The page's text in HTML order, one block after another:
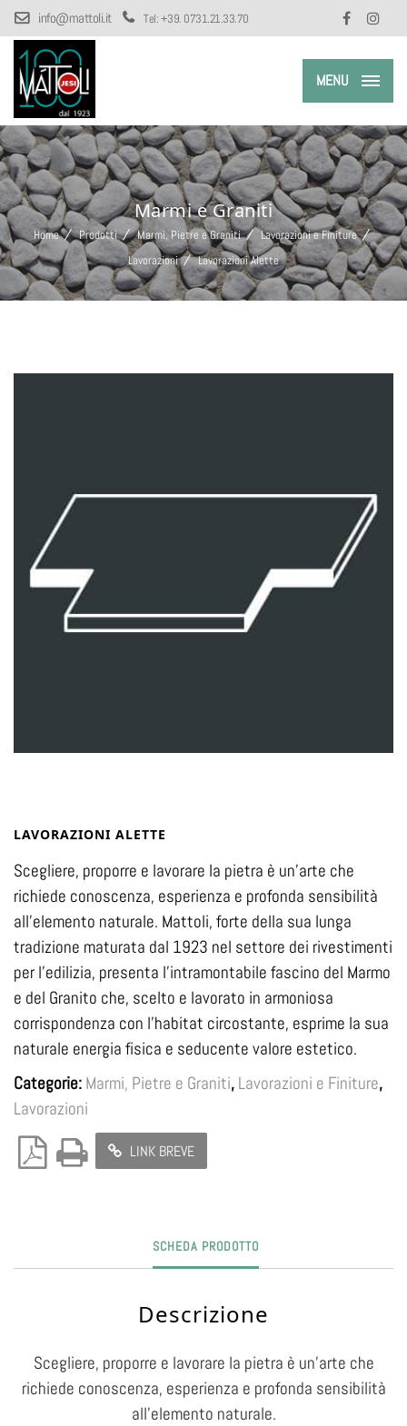
info@mattoli.it Tel:+39. 0731.21.33.70
MENU
Marmi e Graniti
Home Prodotti Marmi, Pietre e Graniti
Lavorazioni e Finiture
Lavorazioni
Lavorazioni Alette
LAVORAZIONI ALETTE
Scegliere, proporre e lavorare la pietra è un’arte che
richiede conoscenza, esperienza e profonda sensibilità
all’elemento naturale. Mattoli, forte della sua lunga
tradizione maturata dal 1923 nel settore dei rivestimenti
per l’edilizia, presenta l’intramontabile fascino del Marmo
e del Granito che, scelto e lavorato in armoniosa
corrispondenza con l’habitat circostante, esprime la sua
naturale energia fisica e seducente valore estetico.
Categorie: Marmi, Pietre e Graniti, Lavorazioni e Finiture,
Lavorazioni
LINK BREVE
SCHEDA PRODOTTO
Descrizione
Scegliere, proporre e lavorare la pietra è un’arte che
richiede conoscenza, esperienza e profonda sensibilità
all’elemento naturale.